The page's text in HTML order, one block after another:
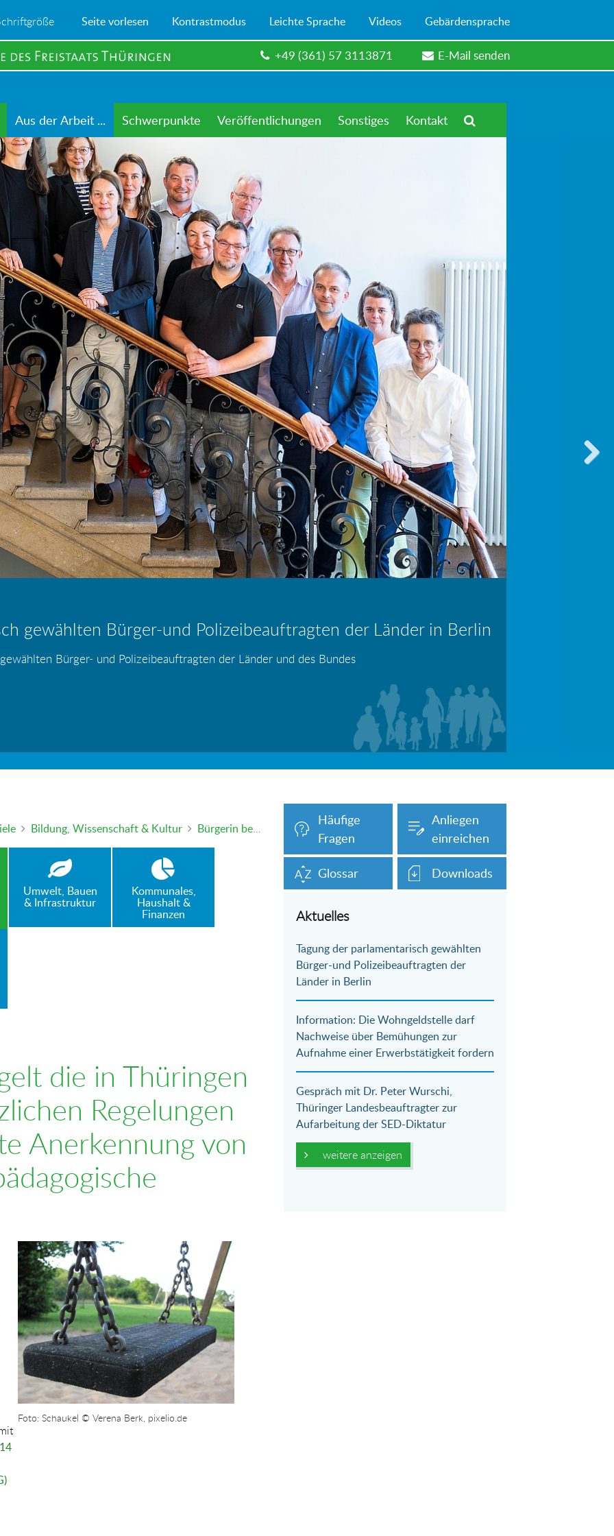
Seite vorlesen Kontrastmodus Leichte Sprache Videos Gebärdensprache
+49 (361) 57 3113871 E-Mail senden
Aus der Arbeit ... Schwerpunkte Veröffentlichungen Sonstiges Kontakt
gewählten Bürger-und Polizeibeauftragten der Länder in Berlin
Bürger- und Polizeibeauftragten der Länder und des Bundes
Information: Die Wohngeldstelle darf Nachweise über Bemühungen zur Aufnahme einer Erwerbstätigkeit fordern
– wer haftet für die Folgen?
Blei - gefährlich und inzwischen auch verboten!
mündlich an die Bürgerbeauftragte wenden. Nutzen Sie auch unser Onlineformular auf dieser
Bildung, Wissenschaft & Kultur Bürgerin bemängelt die in Thüringen geltenden gesetzlichen Regelungen für die dauerhafte Anerkennung von Motopäden als pädagogische Fachkräfte
Umwelt, Bauen
& Infrastruktur
Kommunales,
Haushalt &
Finanzen
die in Thüringen
Regelungen
Anerkennung von
Show larger version for:
Foto: Schaukel © Verena Berk, pixelio.de
Häufige
Fragen
Anliegen
einreichen
Glossar Downloads
Aktuelles
Tagung der parlamentarisch gewählten
Bürger-und Polizeibeauftragten der
Länder in Berlin
Information: Die Wohngeldstelle darf
Nachweise über Bemühungen zur
Aufnahme einer Erwerbstätigkeit fordern
Gespräch mit Dr. Peter Wurschi,
Thüringer Landesbeauftragter zur
Aufarbeitung der SED-Diktatur
weitere anzeigen